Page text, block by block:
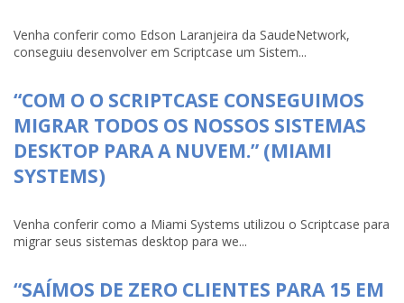
Venha conferir como Edson Laranjeira da SaudeNetwork,
conseguiu desenvolver em Scriptcase um Sistem...
“COM O O SCRIPTCASE CONSEGUIMOS
MIGRAR TODOS OS NOSSOS SISTEMAS
DESKTOP PARA A NUVEM.” (MIAMI
SYSTEMS)
Venha conferir como a Miami Systems utilizou o Scriptcase para
migrar seus sistemas desktop para we...
“SAÍMOS DE ZERO CLIENTES PARA 15 EM